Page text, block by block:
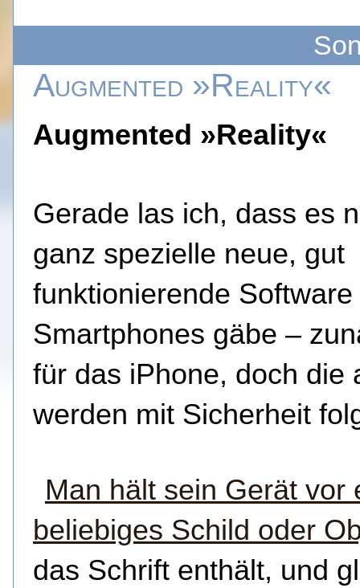
Augmented »Reality«
Augmented »Reality«
Gerade las ich, dass es
ganz spezielle neue, gut
funktionierende Software
Smartphones gäbe –
für das iPhone, doch die
werden mit Sicherheit
Man hält sein Gerät vor
beliebiges Schild oder
das Schrift enthält, und